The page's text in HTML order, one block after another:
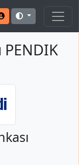
PENDIK